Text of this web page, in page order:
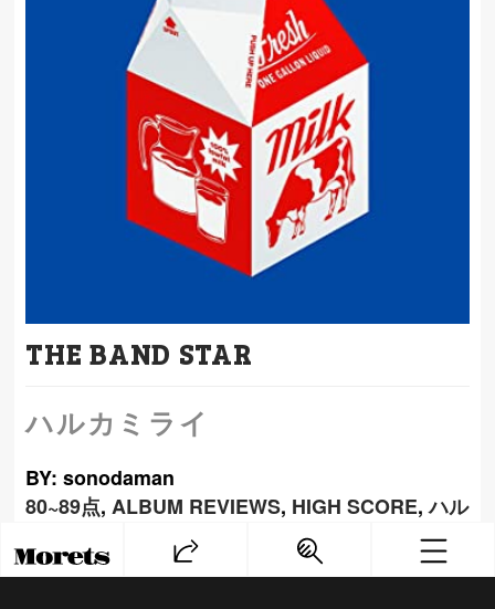
THE BAND STAR
ハルカミライ
BY: sonodaman
80~89点,ALBUM REVIEWS, HIGH SCORE,ハル